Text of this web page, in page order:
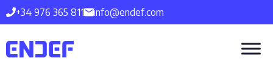
Saltar
al
contenido
+34 976 365 811 info@endef.com